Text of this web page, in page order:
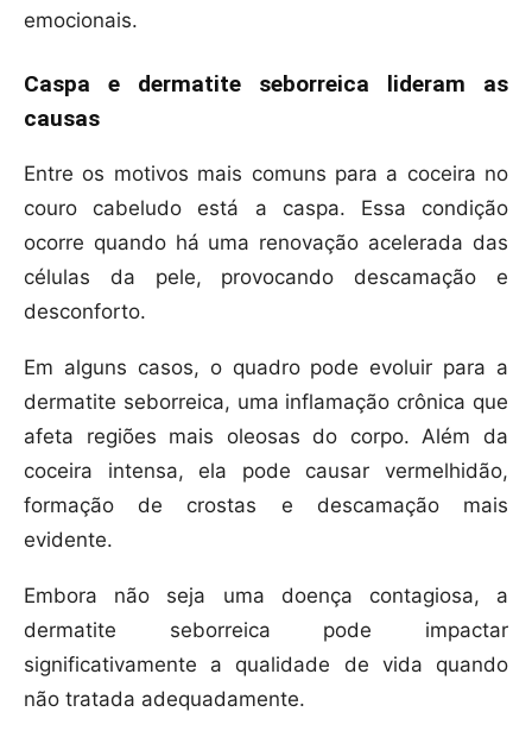
emocionais.
Caspa e dermatite seborreica lideram as
causas
Entre os motivos mais comuns para a coceira no
couro cabeludo está a caspa. Essa condição
ocorre quando há uma renovação acelerada das
células da pele, provocando descamação e
desconforto.
Em alguns casos, o quadro pode evoluir para a
dermatite seborreica, uma inflamação crônica que
afeta regiões mais oleosas do corpo. Além da
coceira intensa, ela pode causar vermelhidão,
formação de crostas e descamação mais
evidente.
Embora não seja uma doença contagiosa, a
dermatite seborreica pode impactar
significativamente a qualidade de vida quando
não tratada adequadamente.